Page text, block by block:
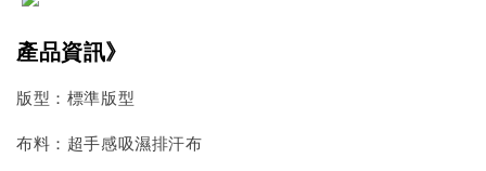
產品資訊》
版型：標準版型
布料：超手感吸濕排汗布